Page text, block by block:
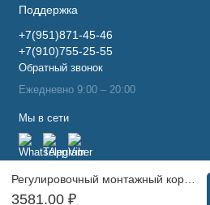
Регулировочный монтажный короб TCB-K-RTL 01 TIM (4)
3581.00 ₽
Поддержка
+7(951)871-45-46
+7(910)755-25-55
Обратный звонок
Ежедневно 9:00 – 20:00
Мы в сети